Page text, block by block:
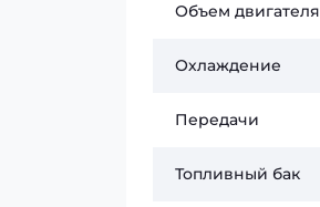
Объем двигателя
Охлаждение
Передачи
Топливный бак